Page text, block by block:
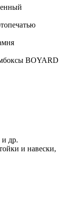
BOYARD
др.
и навески,